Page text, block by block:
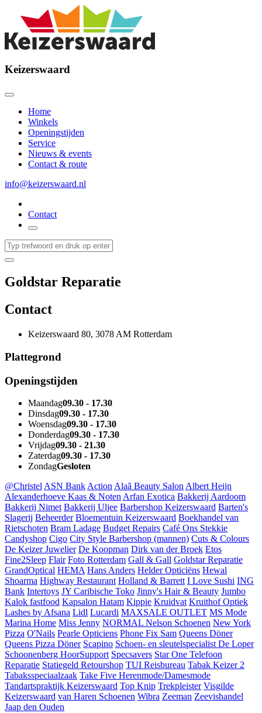
Keizerswaard
Home
Winkels
Openingstijden
Service
Nieuws & events
Contact & route
info@keizerswaard.nl
Contact
Goldstar Reparatie
Contact
Keizerswaard 80, 3078 AM Rotterdam
Plattegrond
Openingstijden
Maandag09.30 - 17.30
Dinsdag09.30 - 17.30
Woensdag09.30 - 17.30
Donderdag09.30 - 17.30
Vrijdag09.30 - 21.30
Zaterdag09.30 - 17.30
ZondagGesloten
@Christel ASN Bank Action Alaã Beauty Salon Albert Heijn
Alexanderhoeve Kaas & Noten Arfan Exotica Bakkerij Aardoom
Bakkerij Nimet Bakkerij Uljee Barbershop Keizerswaard Barten's
Slagerij Beheerder Bloementuin Keizerswaard Boekhandel van
Rietschoten Bram Ladage Budget Repairs Café Ons Stekkie
Candyshop Cigo City Style Barbershop (mannen) Cuts & Colours
De Keizer Juwelier De Koopman Dirk van der Broek Etos
Fine2Sleep Flair Foto Rotterdam Gall & Gall Goldstar Reparatie
GrandOptical HEMA Hans Anders Helder Opticiëns Hewal
Shoarma Highway Restaurant Holland & Barrett I Love Sushi ING
Bank Intertoys JY Caribische Toko Jinny's Hair & Beauty Jumbo
Kalok fastfood Kapsalon Hatam Kippie Kruidvat Kruithof Optiek
Lashes by Afsana Lidl Lucardi MAXSALE OUTLET MS Mode
Marina Home Miss Jenny NORMAL Nelson Schoenen New York
Pizza O'Nails Pearle Opticiens Phone Fix Sam Queens Döner
Queens Pizza Döner Scapino Schoen- en sleutelspecialist De Loper
Schoonenberg HoorSupport Specsavers Star One Telefoon
Reparatie Statiegeld Retourshop TUI Reisbureau Tabak Keizer 2
Tabaksspeciaalzaak Take Five Herenmode/Damesmode
Tandartspraktijk Keizerswaard Top Knip Trekpleister Visgilde
Keizerswaard van Haren Schoenen Wibra Zeeman Zeevishandel
Jaap den Ouden